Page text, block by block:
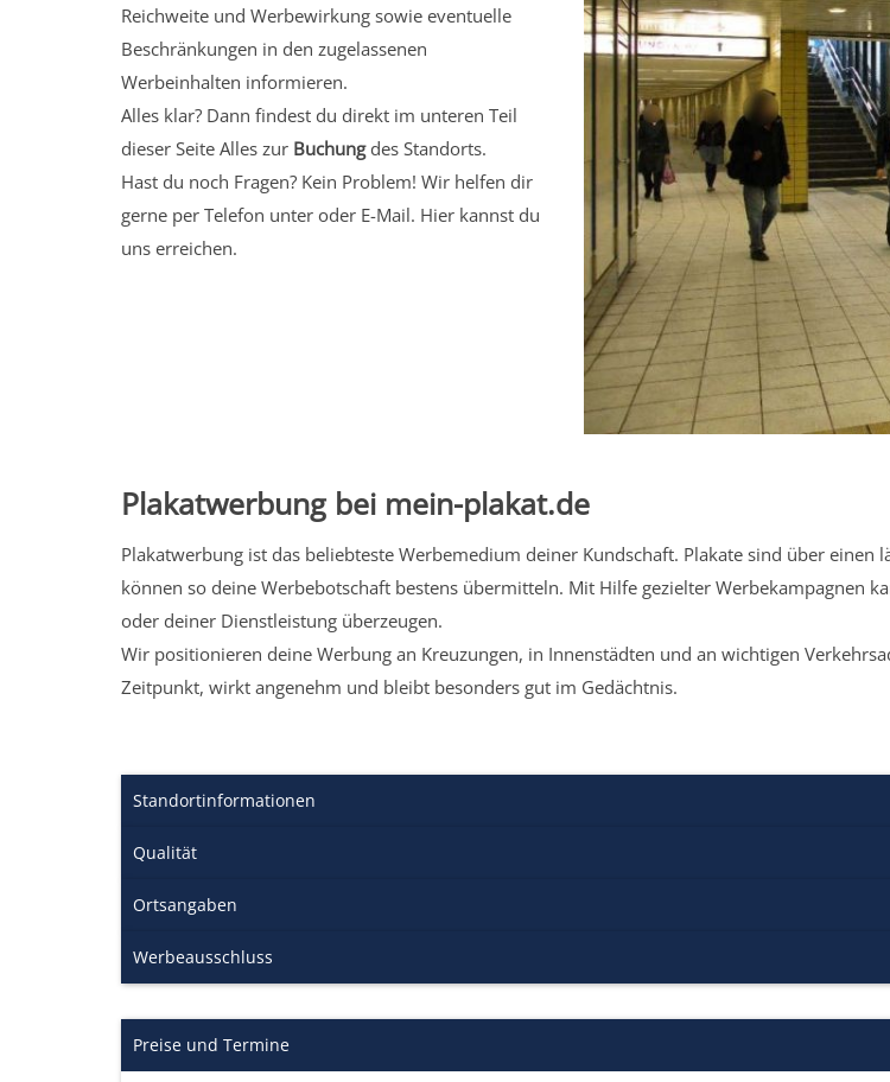
Reichweite und Werbewirkung sowie eventuelle
Beschränkungen in den zugelassenen
Werbeinhalten informieren.
Alles klar? Dann findest du direkt im unteren Teil
dieser Seite Alles zur Buchungdes Standorts.
Hast du noch Fragen? Kein Problem! Wir helfen dir
gerne per Telefon unter oder E-Mail. Hier kannst du
uns erreichen.
Plakatwerbung bei mein-plakat.de
Plakatwerbung ist das beliebteste Werbemedium deiner Kundschaft. Plakate sind über
können so deine Werbebotschaft bestens übermitteln. Mit Hilfe gezielter Werbekampagnen
oder deiner Dienstleistung überzeugen.
Wir positionieren deine Werbung an Kreuzungen, in Innenstädten und an wichtigen
Zeitpunkt, wirkt angenehm und bleibt besonders gut im Gedächtnis.
Standortinformationen
Qualität
Ortsangaben
Werbeausschluss
Preise und Termine